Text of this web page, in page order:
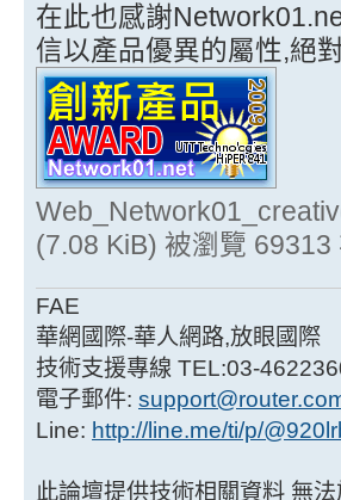
在此也感謝
信以產品優異的屬性,絕
(7.08 KiB) 被瀏覽 69313
FAE
華網國際-華人網路,放眼國際
技術支援專線 TEL:03-
電子郵件:
Line: http://line.me/ti/p/
此論壇提供技術相關資料 無